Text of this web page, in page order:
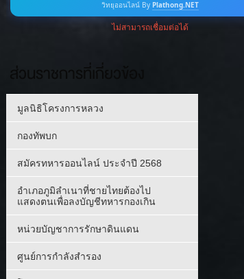
ส่วนราชการที่เกี่ยวข้อง
มูลนิธิโครงการหลวง
กองทัพบก
สมัครทหารออนไลน์ ประจำปี 2568
อำเภอภูมิลำเนาที่ชายไทยต้องไป
แสดงตนเพื่อลงบัญชีทหารกองเกิน
หน่วยบัญชาการรักษาดินแดน
ศูนย์การกำลังสำรอง